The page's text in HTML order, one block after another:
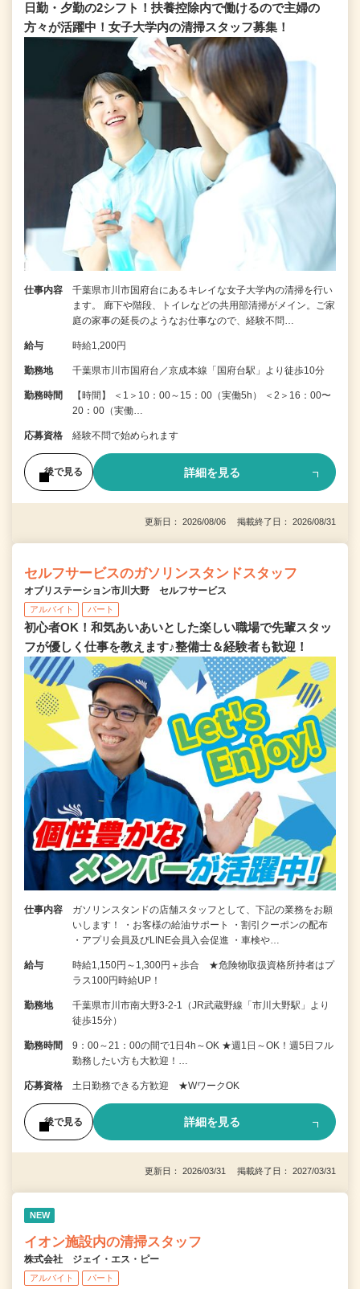
日勤・夕勤の2シフト！扶養控除内で働けるので主婦の
方々が活躍中！女子大学内の清掃スタッフ募集！
仕事内容
千葉県市川市国府台にあるキレイな女子大学内の清掃を行い
ます。 廊下や階段、トイレなどの共用部清掃がメイン。ご家
庭の家事の延長のようなお仕事なので、経験不問…
給与 時給1,200円
勤務地 千葉県市川市国府台／京成本線「国府台駅」より徒歩10分
勤務時間
【時間】 ＜1＞10：00～15：00（実働5h） ＜2＞16：00〜
20：00（実働…
応募資格 経験不問で始められます
後で見る 詳細を見る
更新日： 2026/08/06 掲載終了日： 2026/08/31
セルフサービスのガソリンスタンドスタッフ
オブリステーション市川大野 セルフサービス
アルバイト パート
初心者OK！和気あいあいとした楽しい職場で先輩スタッ
フが優しく仕事を教えます♪整備士＆経験者も歓迎！
仕事内容
ガソリンスタンドの店舗スタッフとして、下記の業務をお願
いします！ ・お客様の給油サポート ・割引クーポンの配布
・アプリ会員及びLINE会員入会促進 ・車検や…
給与
時給1,150円～1,300円＋歩合 ★危険物取扱資格所持者はプ
ラス100円時給UP！
勤務地
千葉県市川市南大野3-2-1（JR武蔵野線「市川大野駅」より
徒歩15分）
勤務時間
9：00～21：00の間で1日4h～OK ★週1日～OK！週5日フル
勤務したい方も大歓迎！…
応募資格 土日勤務できる方歓迎 ★WワークOK
後で見る 詳細を見る
更新日： 2026/03/31 掲載終了日： 2027/03/31
NEW
イオン施設内の清掃スタッフ
株式会社 ジェイ・エス・ピー
アルバイト パート